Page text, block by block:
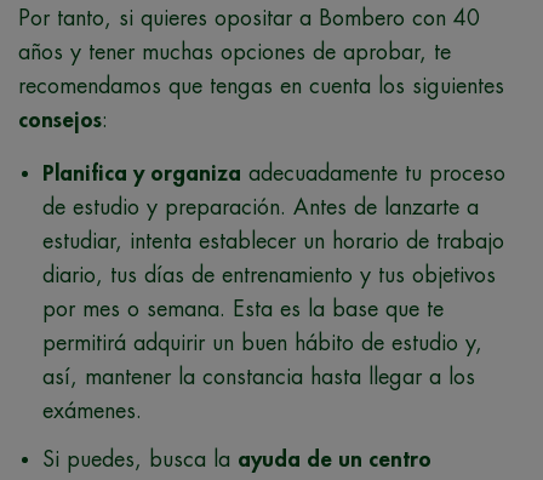
Por tanto, si quieres opositar a Bombero con 40
años y tener muchas opciones de aprobar, te
recomendamos que tengas en cuenta los siguientes
consejos:
Planifica y organiza adecuadamente tu proceso
de estudio y preparación. Antes de lanzarte a
estudiar, intenta establecer un horario de trabajo
diario, tus días de entrenamiento y tus objetivos
por mes o semana. Esta es la base que te
permitirá adquirir un buen hábito de estudio y,
así, mantener la constancia hasta llegar a los
exámenes.
Si puedes, busca la ayuda de un centro